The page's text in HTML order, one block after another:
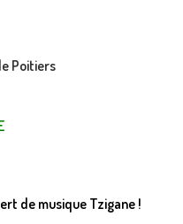
Poitiers
de musique Tzigane !